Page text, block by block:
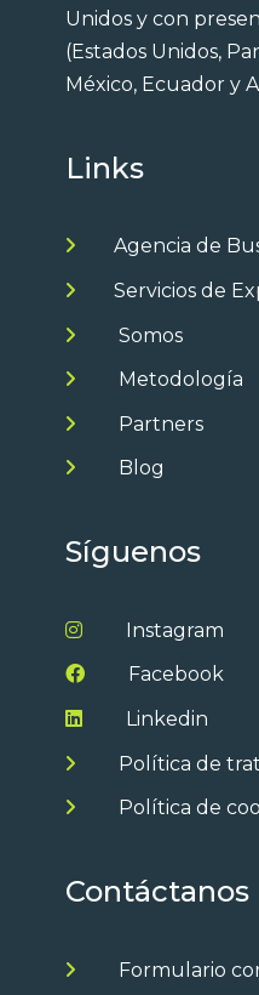
Unidos y con
(Estados Unidos,
México, Ecuador y
Links
Agencia de
Servicios de
Somos
Metodología
Partners
Blog
Síguenos
Instagram
Facebook
Linkedin
Política de
Política de
Contáctanos
Formulario